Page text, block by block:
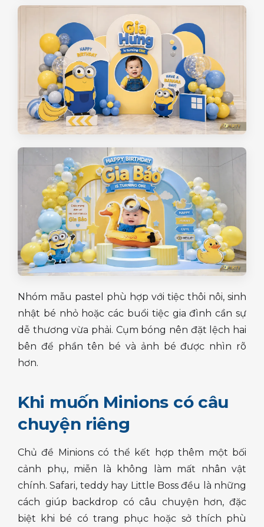
Nhóm mẫu pastel phù hợp với tiệc thôi nôi, sinh
nhật bé nhỏ hoặc các buổi tiệc gia đình cần sự
dễ thương vừa phải. Cụm bóng nên đặt lệch hai
bên để phần tên bé và ảnh bé được nhìn rõ
hơn.
Khi muốn Minions có câu
chuyện riêng
Chủ đề Minions có thể kết hợp thêm một bối
cảnh phụ, miễn là không làm mất nhân vật
chính. Safari, teddy hay Little Boss đều là những
cách giúp backdrop có câu chuyện hơn, đặc
biệt khi bé có trang phục hoặc sở thích phù